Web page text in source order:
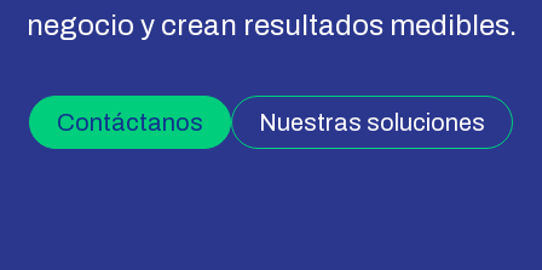
negocio y crean resultados medibles.
Contáctanos Nuestras soluciones